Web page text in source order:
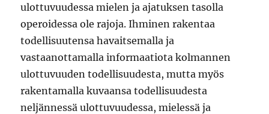
ulottuvuudessa mielen ja ajatuksen tasolla
operoidessa ole rajoja. Ihminen rakentaa
todellisuutensa havaitsemalla ja
vastaanottamalla informaatiota kolmannen
ulottuvuuden todellisuudesta, mutta myös
rakentamalla kuvaansa todellisuudesta
neljännessä ulottuvuudessa, mielessä ja